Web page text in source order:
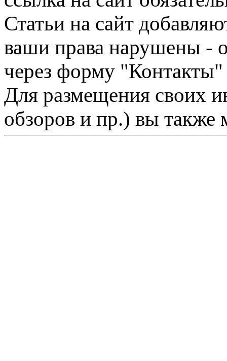
Статьи на сайт
ваши права нарушены -
через форму "Контакты"
Для размещения своих
обзоров и пр.) вы также